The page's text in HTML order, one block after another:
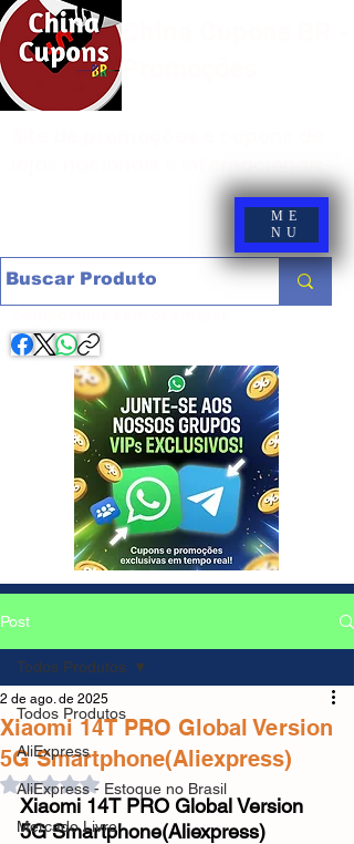
ME
NU
Post
Todos Produtos
AliExpress
AliExpress - Estoque no Brasil
Mercado Livre
Todos Produtos
Xiaomi 14T PRO Global Version
5G Smartphone(Aliexpress)
2 de ago. de 2025
Avaliado com NaN de 5 estrelas.
Xiaomi 14T PRO Global Version
5G Smartphone(Aliexpress)